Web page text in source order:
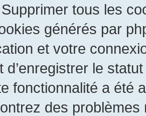
Supprimer tous les
générés par
et votre
d’enregistrer le
fonctionnalité a été
des